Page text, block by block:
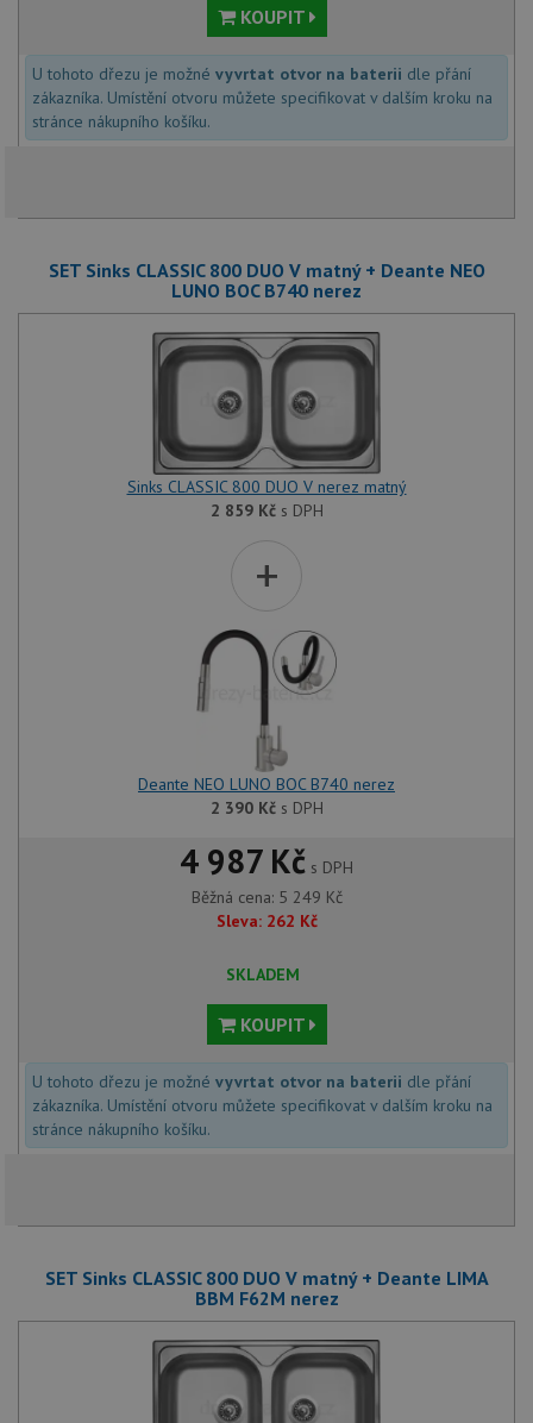
KOUPIT
U tohoto dřezu je možné vyvrtat otvor na baterii dle přání
zákazníka. Umístění otvoru můžete specifikovat v dalším kroku na
stránce nákupního košíku.
SET Sinks CLASSIC 800 DUO V matný + Deante NEO
LUNO BOC B740 nerez
Sinks CLASSIC 800 DUO V nerez matný
2 859 Kčs DPH
+
Deante NEO LUNO BOC B740 nerez
2 390 Kčs DPH
4 987 Kč s DPH
Běžná cena: 5 249 Kč
Sleva: 262 Kč
SKLADEM
KOUPIT
U tohoto dřezu je možné vyvrtat otvor na baterii dle přání
zákazníka. Umístění otvoru můžete specifikovat v dalším kroku na
stránce nákupního košíku.
SET Sinks CLASSIC 800 DUO V matný + Deante LIMA
BBM F62M nerez